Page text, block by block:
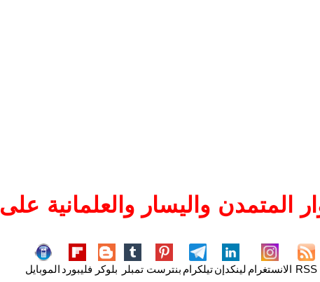
المتمدن واليسار والعلمانية على
RSS الانستغرام لينكدإنتيلكرام بنترست تمبلر بلوكر فليبورد الموبايل